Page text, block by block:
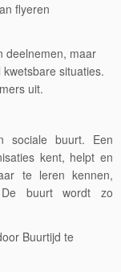
flyeren
deelnemen, maar
situaties.
uit.
buurt. Een
kent, helpt en
te leren kennen,
buurt wordt zo
Buurtijd te